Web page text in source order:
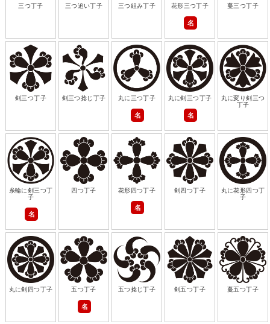
三つ丁子 三つ追い丁子 三つ組み丁子 花形三つ丁子
名
蔓三つ丁子
剣三つ丁子 剣三つ捻じ丁子 丸に三つ丁子
名
丸に剣三つ丁子
名
丸に変り剣三つ
丁子
糸輪に剣三つ丁
子
名
四つ丁子 花形四つ丁子
名
剣四つ丁子
丸に花形四つ丁
子
丸に剣四つ丁子 五つ丁子
名
五つ捻じ丁子 剣五つ丁子 蔓五つ丁子